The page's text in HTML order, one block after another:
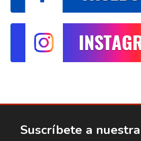
Suscríbete a